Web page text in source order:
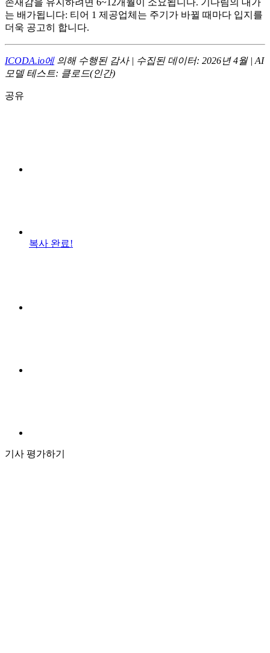
존재감을 유지하려면 6~12개월이 소요됩니다. 기다림의 대가
는 배가됩니다: 티어 1 제공업체는 주기가 바뀔 때마다 입지를
더욱 공고히 합니다.
ICODA.io에의해 수행된 감사 | 수집된 데이터: 2026년 4월 | AI
모델 테스트: 클로드(인간)
공유
복사 완료!
기사 평가하기